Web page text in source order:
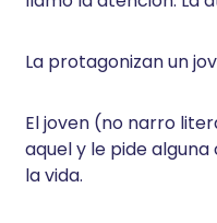
La protagonizan un
El joven (no narro
aquel y le pide
la vida.